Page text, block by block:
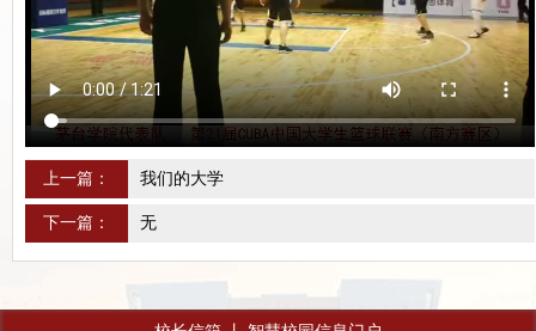
上一篇： 我们的大学
下一篇： 无